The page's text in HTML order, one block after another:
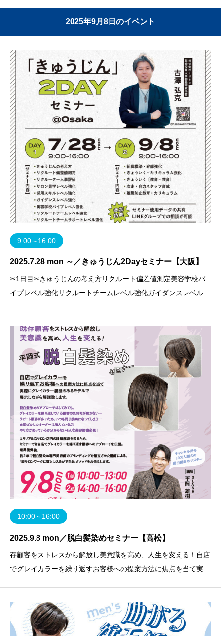
2025年9月8日のイベント
9:00～16:00
2025.7.28 mon ～／きゅうじん2Dayセミナー【大阪】
✂1日目✂きゅうじんの考え方リクルート偏差値測定美容学校パ
イプレベル強化リクルートチームレベル強化ガイダンスレベル強
10:00～16:00
2025.9.8 mon／脱白髪染めセミナー【高松】
存顧客をストレスから解放し美意識を高め、人生を変える！自店
でグレイカラーを繰り返すお客様への提案方法に焦点を当て実際
ている顧客の気持ちが動かない…リピート顧客が多いた